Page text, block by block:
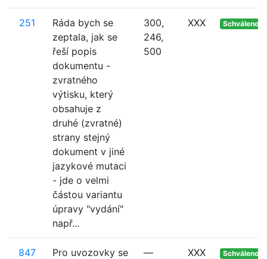
251
Ráda bych se
zeptala, jak se
řeší popis
dokumentu -
zvratného
výtisku, který
obsahuje z
druhé (zvratné)
strany stejný
dokument v jiné
jazykové mutaci
- jde o velmi
částou variantu
úpravy "vydání"
např...
300,
246,
500
XXX Schváleno
847
Pro uvozovky se
— XXX Schváleno